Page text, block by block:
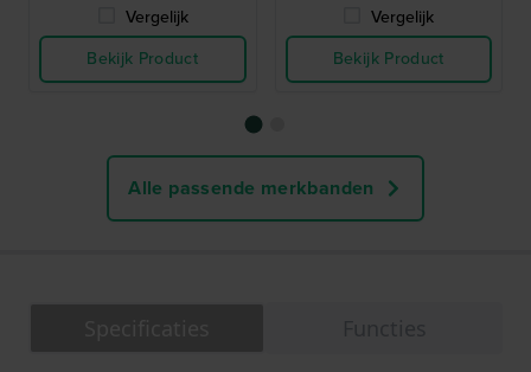
Vergelijk
Bekijk Product
Vergelijk
Bekijk Product
Alle passende merkbanden